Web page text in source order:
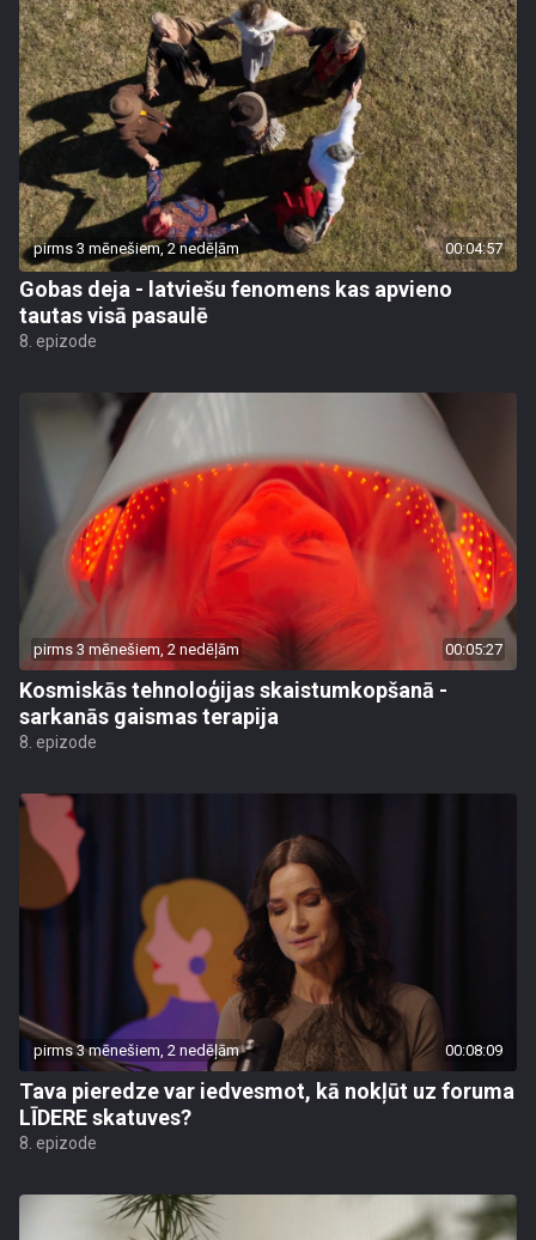
pirms 3 mēnešiem, 2 nedēļām 00:04:57
Gobas deja - latviešu fenomens kas apvieno
tautas visā pasaulē
8. epizode
pirms 3 mēnešiem, 2 nedēļām 00:05:27
Kosmiskās tehnoloģijas skaistumkopšanā -
sarkanās gaismas terapija
8. epizode
pirms 3 mēnešiem, 2 nedēļām 00:08:09
Tava pieredze var iedvesmot, kā nokļūt uz foruma
LĪDERE skatuves?
8. epizode